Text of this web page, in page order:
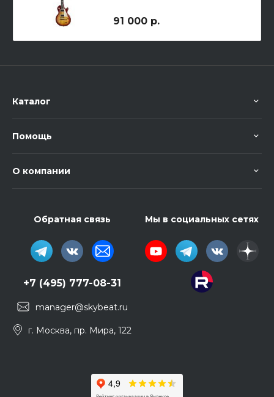
кейсом
91 000 р.
Каталог
Помощь
О компании
Обратная связь
+7 (495) 777-08-31
manager@skybeat.ru
г. Москва, пр. Мира, 122
Мы в социальных сетях